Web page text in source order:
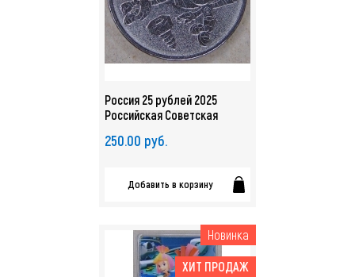
Россия 25 рублей 2025
Российская Советская
UNC. арт. 5600
250.00 руб.
Добавить в корзину
Новинка
ХИТ ПРОДАЖ